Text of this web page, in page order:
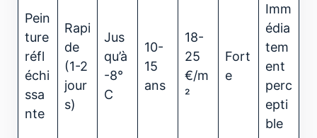
Pein
ture
réfl
échi
ssa
nte
Rapi
de
(1-2
jour
s)
Jus
qu’à
-8°
C
10-
15
ans
18-
25
€/m
²
Fort
e
Imm
édia
tem
ent
perc
epti
ble